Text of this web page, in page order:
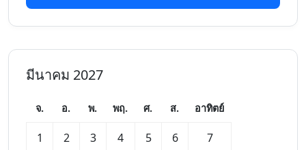
มีนาคม 2027
จ. อ. พ. พฤ. ศ. ส. อาทิตย์
1 2 3 4 5 6 7